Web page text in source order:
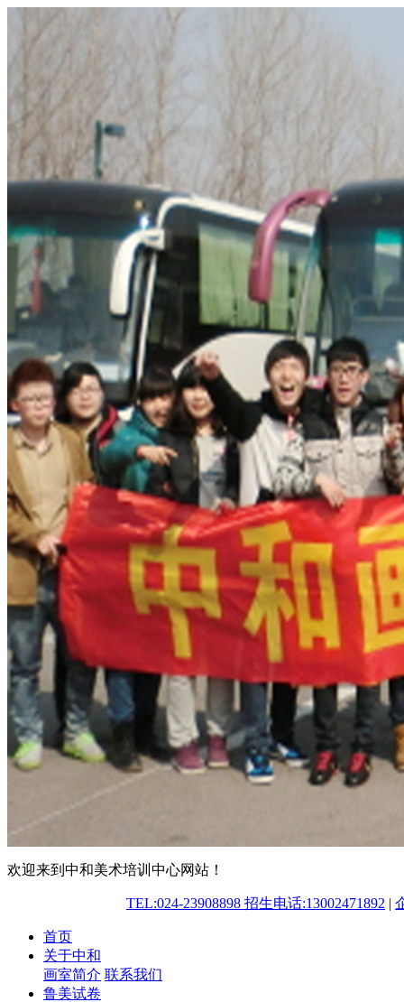
欢迎来到中和美术培训中心网站！
TEL:024-23908898 招生电话:13002471892 |
首页
关于中和
画室简介 联系我们
鲁美试卷